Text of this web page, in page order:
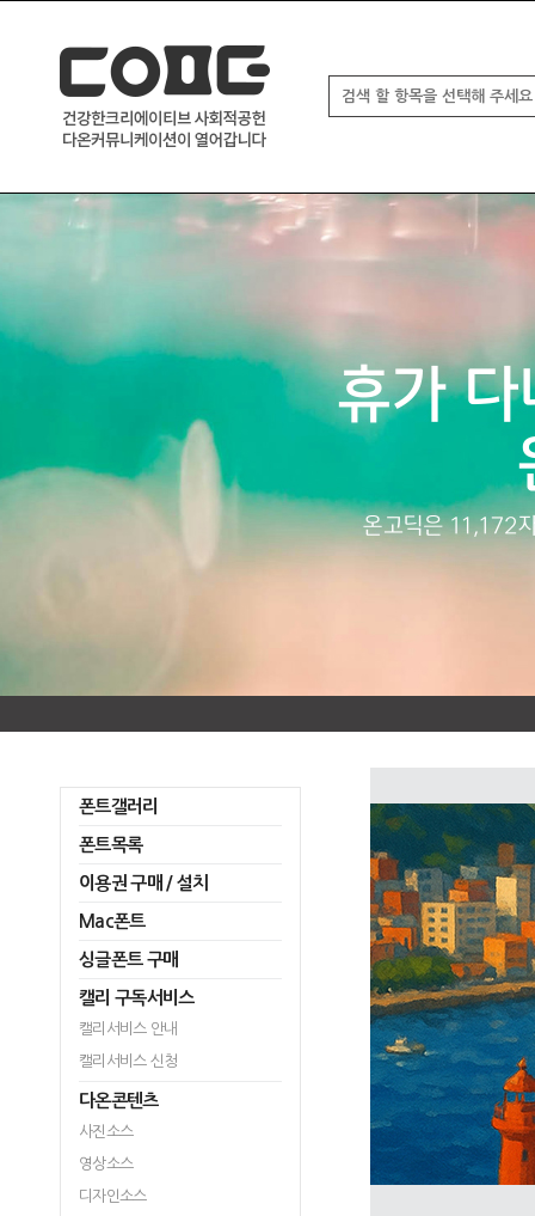
폰트갤러리
폰트목록
이용권 구매 / 설치
Mac폰트
싱글폰트 구매
캘리 구독서비스
캘리서비스 안내
캘리서비스 신청
다온콘텐츠
사진소스
영상소스
디자인소스